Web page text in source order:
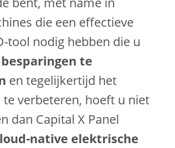
die een effectieve
tool nodig hebben die u
te
en tegelijkertijd het
verbeteren, hoeft u niet
dan Capital X Panel
native elektrische